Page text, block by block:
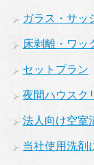
ガラス・サッ
床剥離・ワッ
セットプラン
夜間ハウスク
法人向け空室
当社使用洗剤